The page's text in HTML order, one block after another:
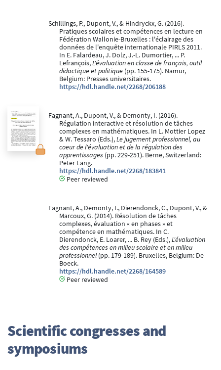
Schillings, P., Dupont, V., & Hindryckx, G. (2016).
Pratiques scolaires et compétences en lecture en
Fédération Wallonie-Bruxelles : l'éclairage des
données de l'enquête internationale PIRLS 2011.
In E. Falardeau, J. Dolz, J.-L. Dumortier, ... P.
Lefrançois,L'évaluation en classe de français, outil
didactique et politique (pp. 155-175). Namur,
Belgium: Presses universitaires.
https://hdl.handle.net/2268/206188
Fagnant, A., Dupont, V., & Demonty, I. (2016).
Régulation interactive et résolution de tâches
complexes en mathématiques. In L. Mottier Lopez
& W. Tessaro (Eds.),Le jugement professionnel, au
coeur de l'évaluation et de la régulation des
apprentissages (pp. 229-251). Berne, Switzerland:
Peter Lang.
https://hdl.handle.net/2268/183841
Peer reviewed
Fagnant, A., Demonty, I., Dierendonck, C., Dupont, V., &
Marcoux, G. (2014). Résolution de tâches
complexes, évaluation « en phases » et
compétence en mathématiques. In C.
Dierendonck, E. Loarer, ... B. Rey (Eds.),L'évaluation
des compétences en milieu scolaire et en milieu
professionnel(pp. 179-189). Bruxelles, Belgium: De
Boeck.
https://hdl.handle.net/2268/164589
Peer reviewed
Scientific congresses and
symposiums